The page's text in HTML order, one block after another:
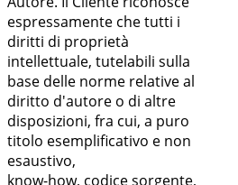
espressamente che tutti i
diritti di proprietà
intellettuale, tutelabili sulla
base delle norme relative al
diritto d'autore o di altre
disposizioni, fra cui, a puro
titolo esemplificativo e non
esaustivo,
know-how, codice sorgente,